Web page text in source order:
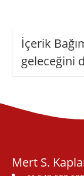
İçerik
geleceğini
Mert S.